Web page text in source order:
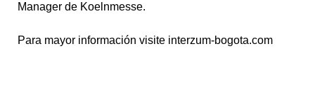
Manager de Koelnmesse.
Para mayor información visite interzum-bogota.com